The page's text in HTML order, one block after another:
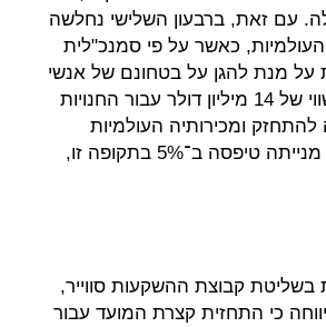
העולמיות שלה. עם זאת, ברבעון השלישי נחלשה
קונג ל־5% מהמכירות העולמיות, כאשר על פי סמנכ"לית
על מנת להגן על בטחונם של אנשי
הצוות. כתוצאה, הקמעונאית דיווחה על מחיקת שווי של 14 מיליון דולר עבור החנויות
להתחזק ומכירותיה העולמיות
טיפסו ב־5% בששת החודשים עד 28 בספטמבר. מנייתה טיפסה ב־5% בתקופה זו,
קבוצת ההשקעות סווייר,
צ'יינה, דיווחה כי התחזית קצרת המועד עבור